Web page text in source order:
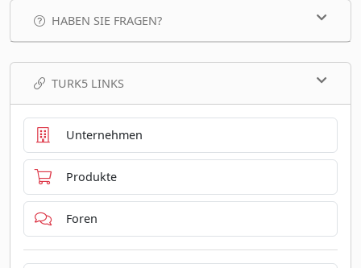
HABEN SIE FRAGEN?
TURK5 LINKS
Unternehmen
Produkte
Foren